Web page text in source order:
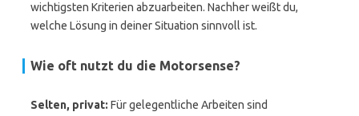
wichtigsten Kriterien abzuarbeiten. Nachher weißt du,
welche Lösung in deiner Situation sinnvoll ist.
Wie oft nutzt du die Motorsense?
Selten, privat: Für gelegentliche Arbeiten sind